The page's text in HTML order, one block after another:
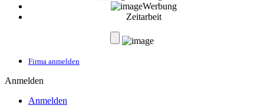
Werbung
Zeitarbeit
Firma anmelden
Anmelden
Anmelden